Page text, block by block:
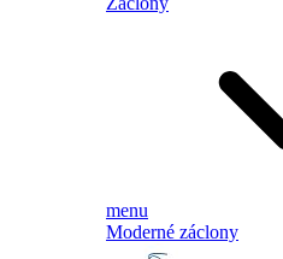
menu
Moderné záclony